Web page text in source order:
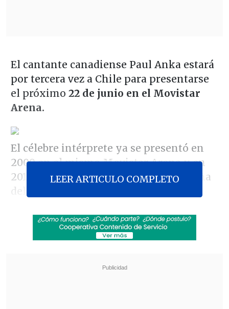
El cantante canadiense Paul Anka estará
por tercera vez a Chile para presentarse
el próximo 22 de junio en el Movistar
Arena.
El célebre intérprete ya se presentó en
2009 en el mismo Movistar Arena y en
2010 en el Festival de la Canción de Viña
del Mar.
Revisa también
Fito Páez reflexiona sobre su carrera en nuevo
LEER ARTICULO COMPLETO